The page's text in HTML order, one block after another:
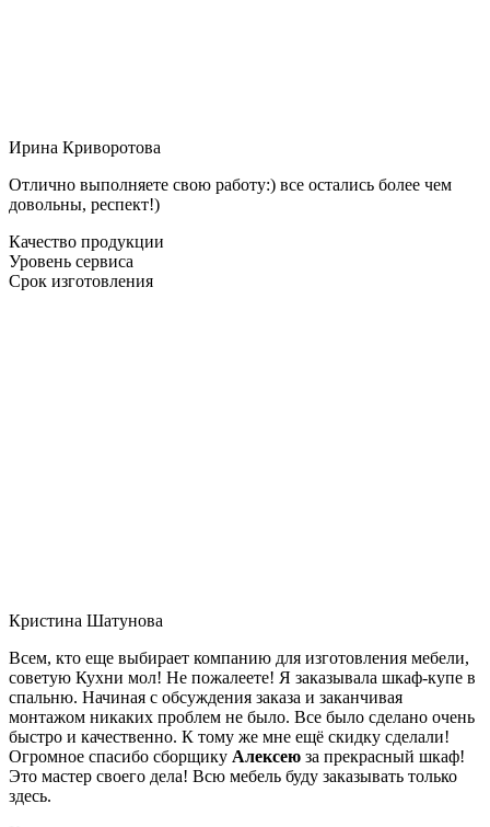
Ирина Криворотова
Отлично выполняете свою работу:) все остались более чем
довольны, респект!)
Качество продукции
Уровень сервиса
Срок изготовления
Кристина Шатунова
Всем, кто еще выбирает компанию для изготовления мебели,
советую Кухни мол! Не пожалеете! Я заказывала шкаф-купе в
спальню. Начиная с обсуждения заказа и заканчивая
монтажом никаких проблем не было. Все было сделано очень
быстро и качественно. К тому же мне ещё скидку сделали!
Огромное спасибо сборщику Алексею за прекрасный шкаф!
Это мастер своего дела! Всю мебель буду заказывать только
здесь.